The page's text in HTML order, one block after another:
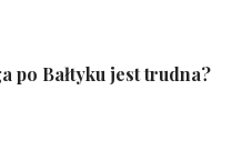
po Bałtyku jest trudna?